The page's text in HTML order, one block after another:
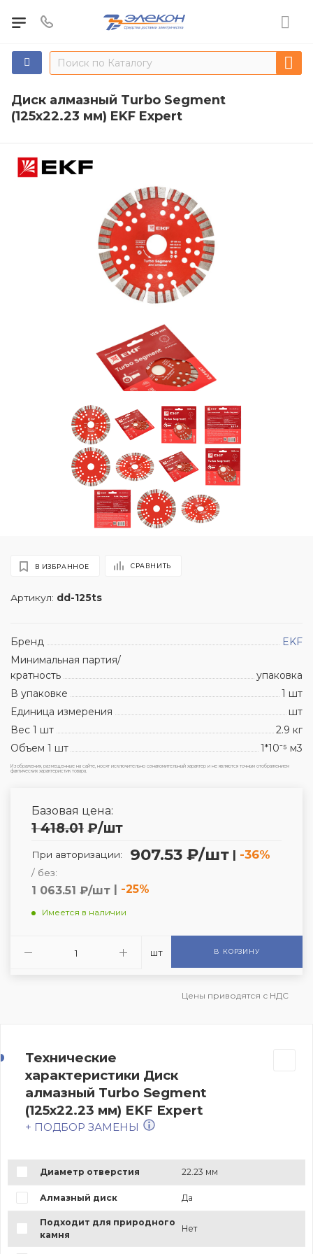
Диск алмазный Turbo Segment
(125х22.23 мм) EKF Expert
Артикул: dd-125ts
В ИЗБРАННОЕ СРАВНИТЬ
Бренд
EKF
Минимальная партия/
кратность
упаковка
В упаковке
1 шт
Единица измерения
шт
Вес 1 шт
2.9 кг
Объем 1 шт
1*10⁻⁵ м3
Изображения, размещенные на сайте, носят исключительно ознакомительный характер и не являются точным отображением
фактических характеристик товара.
Базовая цена:
1 418.01 ₽/шт
При авторизации: 907.53 ₽/шт | -36%
/ без:
1 063.51 ₽/шт | -25%
Имеется в наличии
шт В КОРЗИНУ
Цены приводятся с НДС
Технические
характеристики Диск
алмазный Turbo Segment
(125х22.23 мм) EKF Expert
+ ПОДБОР ЗАМЕНЫ
Диаметр отверстия 22.23 мм
Алмазный диск Да
Подходит для природного
камня
Нет